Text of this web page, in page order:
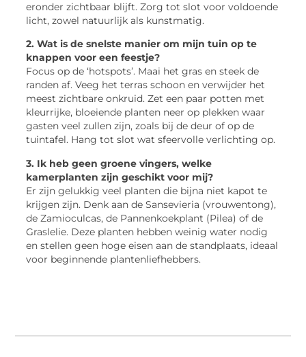
eronder zichtbaar blijft. Zorg tot slot voor voldoende
licht, zowel natuurlijk als kunstmatig.
2. Wat is de snelste manier om mijn tuin op te
knappen voor een feestje?
Focus op de ‘hotspots’. Maai het gras en steek de
randen af. Veeg het terras schoon en verwijder het
meest zichtbare onkruid. Zet een paar potten met
kleurrijke, bloeiende planten neer op plekken waar
gasten veel zullen zijn, zoals bij de deur of op de
tuintafel. Hang tot slot wat sfeervolle verlichting op.
3. Ik heb geen groene vingers, welke
kamerplanten zijn geschikt voor mij?
Er zijn gelukkig veel planten die bijna niet kapot te
krijgen zijn. Denk aan de Sansevieria (vrouwentong),
de Zamioculcas, de Pannenkoekplant (Pilea) of de
Graslelie. Deze planten hebben weinig water nodig
en stellen geen hoge eisen aan de standplaats, ideaal
voor beginnende plantenliefhebbers.